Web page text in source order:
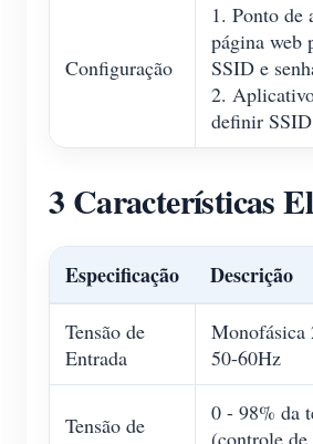
Configuração
1. Ponto de
página web
SSID e
2.
definir
3 Características
Especificação Descrição
Tensão de
Entrada
Monofásica
50-60Hz
Tensão de
0 - 98% da